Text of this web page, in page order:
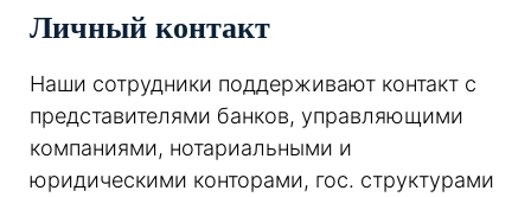
Личный контакт
Наши сотрудники поддерживают контакт с
представителями банков, управляющими
компаниями, нотариальными и
юридическими конторами, гос. структурами